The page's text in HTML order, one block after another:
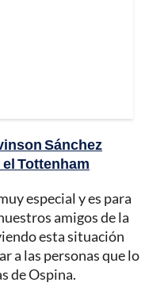
Sánchez
Tottenham
especial y es para
amigos de la
esta situación
a las personas que lo
de Ospina.